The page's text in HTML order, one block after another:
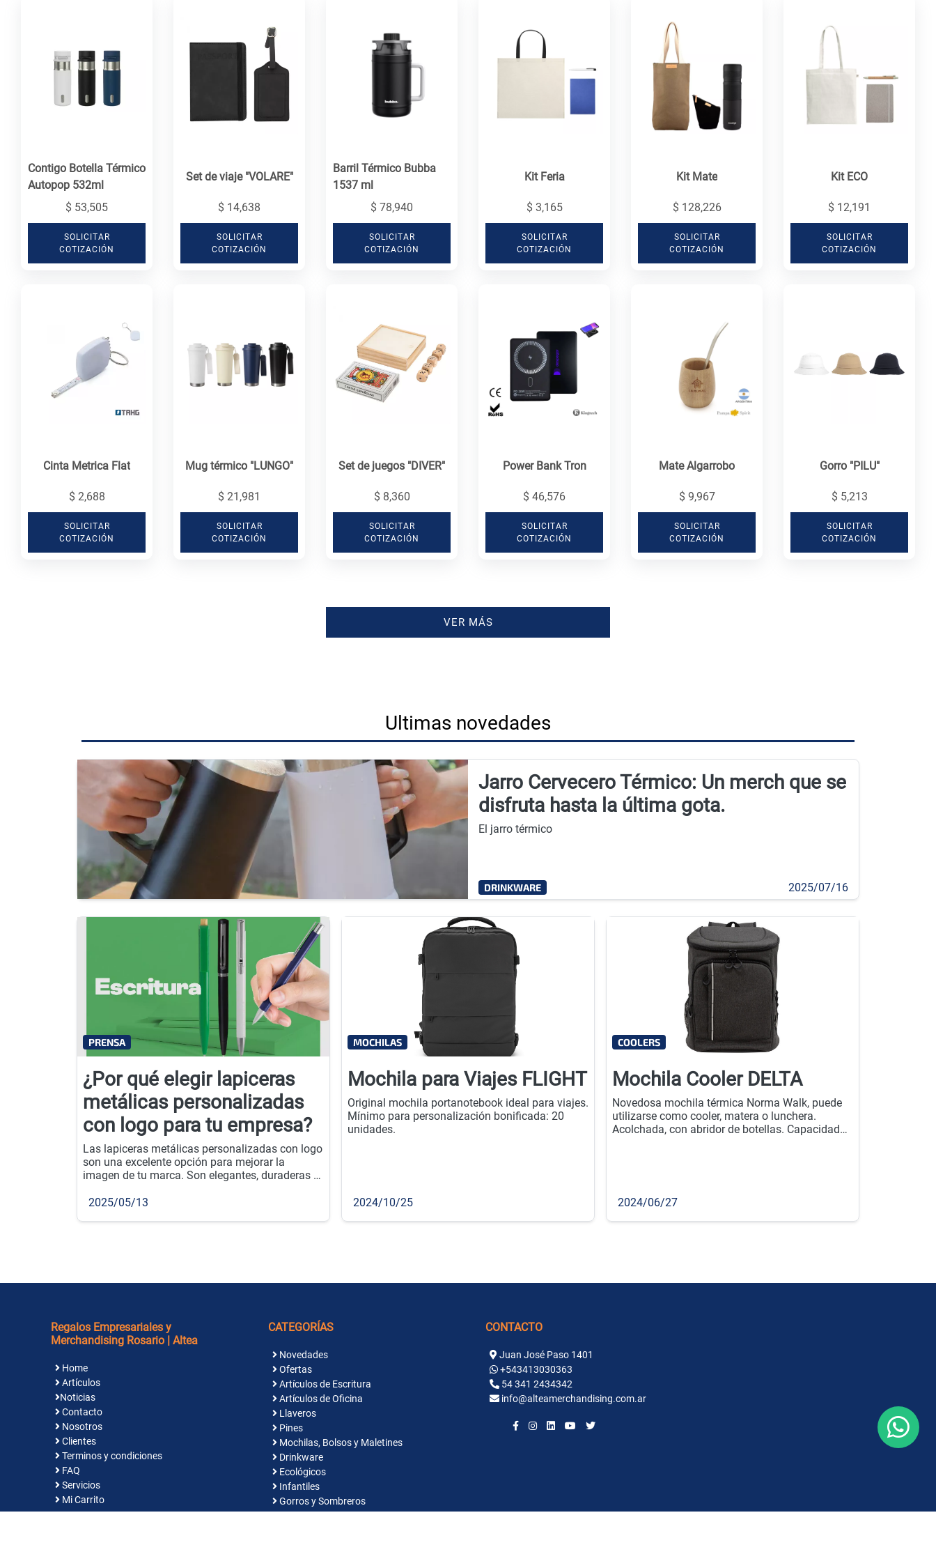
Contigo Botella Térmico
Autopop 532ml
$ 53,505
SOLICITAR
COTIZACIÓN
Set de viaje "VOLARE"
$ 14,638
SOLICITAR
COTIZACIÓN
Barril Térmico Bubba
1537 ml
$ 78,940
SOLICITAR
COTIZACIÓN
Kit Feria
$ 3,165
SOLICITAR
COTIZACIÓN
Kit Mate
$ 128,226
SOLICITAR
COTIZACIÓN
Kit ECO
$ 12,191
SOLICITAR
COTIZACIÓN
Cinta Metrica Flat
$ 2,688
SOLICITAR
COTIZACIÓN
Mug térmico "LUNGO"
$ 21,981
SOLICITAR
COTIZACIÓN
Set de juegos "DIVER"
$ 8,360
SOLICITAR
COTIZACIÓN
Power Bank Tron
$ 46,576
SOLICITAR
COTIZACIÓN
Mate Algarrobo
$ 9,967
SOLICITAR
COTIZACIÓN
Gorro "PILU"
$ 5,213
SOLICITAR
COTIZACIÓN
VER MÁS
Ultimas novedades
Jarro Cervecero Térmico: Un merch que se
disfruta hasta la última gota.
El jarro térmico
DRINKWARE 2025/07/16
¿Por qué elegir lapiceras
metálicas personalizadas
con logo para tu empresa?
Las lapiceras metálicas personalizadas con logo
son una excelente opción para mejorar la
imagen de tu marca. Son elegantes, duraderas y
o como parte de tu estrategia de merchandising.
PRENSA
2025/05/13
Mochila para Viajes FLIGHT
Original mochila portanotebook ideal para viajes.
Mínimo para personalización bonificada: 20
unidades.
MOCHILAS
2024/10/25
Mochila Cooler DELTA
Novedosa mochila térmica Norma Walk, puede
utilizarse como cooler, matera o lunchera.
Acolchada, con abridor de botellas. Capacidad
COOLERS
2024/06/27
Regalos Empresariales y
Merchandising Rosario | Altea
Home
Artículos
Noticias
Contacto
Nosotros
Clientes
Terminos y condiciones
FAQ
Servicios
Mi Carrito
CATEGORÍAS
Novedades
Ofertas
Artículos de Escritura
Artículos de Oficina
Llaveros
Pines
Mochilas, Bolsos y Maletines
Drinkware
Ecológicos
Infantiles
Gorros y Sombreros
CONTACTO
Juan José Paso 1401
+543413030363
54 341 2434342
info@alteamerchandising.com.ar